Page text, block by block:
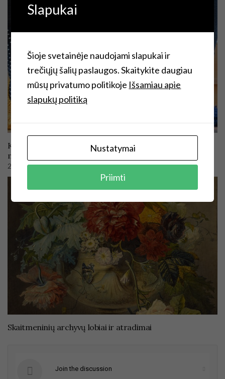
Kaip nusimegzti paprastutes šlepetes? Ir kuo čia dėti 35
metai, darželis ir serialas ,,Draugai”?
2024-05-07
Skaitmeninių archyvų lobiai ir atradimai
Join the discussion
Slapukai
Šioje svetainėje naudojami slapukai ir
trečiųjų šalių paslaugos. Skaitykite daugiau
mūsų privatumo politikoje Išsamiau apie
slapukų politiką
Nustatymai
Priimti